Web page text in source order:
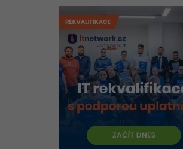
Workshopy zdarma
Umělá inteligence v praxi
Datová analýza v praxi
Školení
Základy programování
Objektové programování - OOP
Umělá inteligence
Školení dle technologií
C# .NET
Kurzy IT profesí
Junior programátor
Programátor WWW aplikací
Senior programátor
Front-end developer
Vývojář mobilních aplikací
Kurzy programování
Jak začít?
Java -80%
C#.NET -80%
-80%